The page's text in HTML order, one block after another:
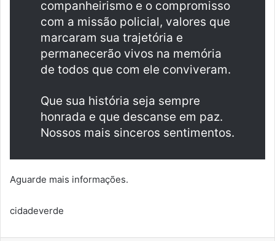
companheirismo e o compromisso
com a missão policial, valores que
marcaram sua trajetória e
permanecerão vivos na memória
de todos que com ele conviveram.
Que sua história seja sempre
honrada e que descanse em paz.
Nossos mais sinceros sentimentos.
Aguarde mais informações.
cidadeverde